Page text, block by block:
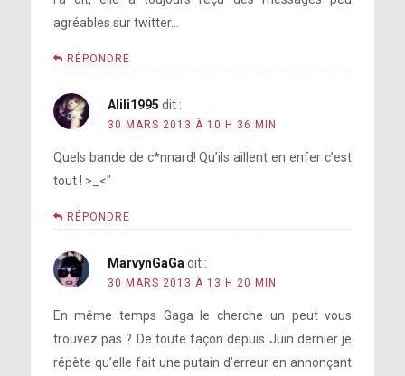
agréables sur twitter…
RÉPONDRE
Alili1995 dit :
30 MARS 2013 À 10 H 36 MIN
Quels bande de c*nnard! Qu’ils aillent en enfer c’est
tout ! >_<"
RÉPONDRE
MarvynGaGa dit :
30 MARS 2013 À 13 H 20 MIN
En même temps Gaga le cherche un peut vous
trouvez pas ? De toute façon depuis Juin dernier je
répète qu’elle fait une putain d’erreur en annonçant